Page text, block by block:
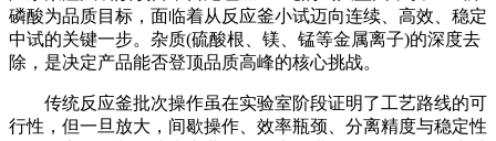
磷酸为品质目标，面临着从反应釜小试迈向连续、高效、稳定
中试的关键一步。杂质(硫酸根、镁、锰等金属离子)的深度去
除，是决定产品能否登顶品质高峰的核心挑战。
传统反应釜批次操作虽在实验室阶段证明了工艺路线的可
行性，但一旦放大，间歇操作、效率瓶颈、分离精度与稳定性